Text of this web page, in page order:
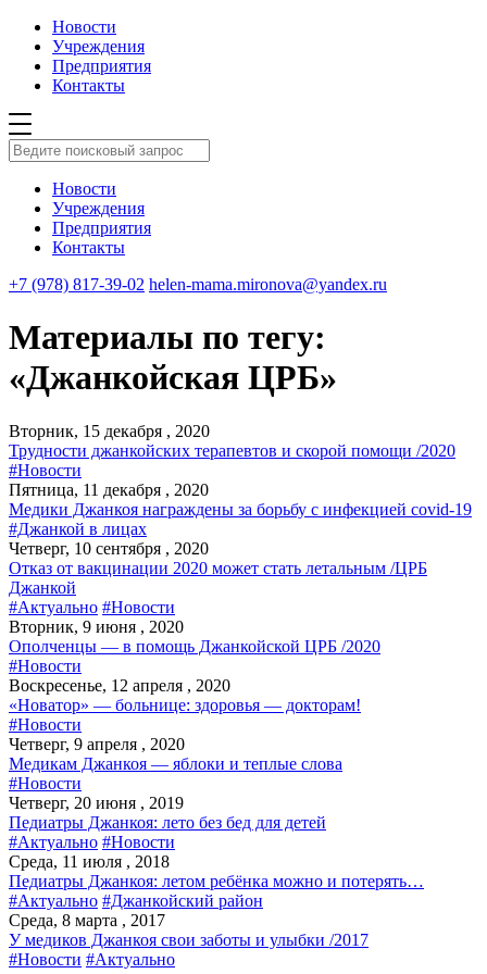
Новости
Учреждения
Предприятия
Контакты
Новости
Учреждения
Предприятия
Контакты
+7 (978) 817-39-02 helen-mama.mironova@yandex.ru
Материалы по тегу:
«Джанкойская ЦРБ»
Вторник, 15 декабря , 2020
Трудности джанкойских терапевтов и скорой помощи /2020
#Новости
Пятница, 11 декабря , 2020
Медики Джанкоя награждены за борьбу с инфекцией covid-19
#Джанкой в лицах
Четверг, 10 сентября , 2020
Отказ от вакцинации 2020 может стать летальным /ЦРБ
Джанкой
#Актуально #Новости
Вторник, 9 июня , 2020
Ополченцы — в помощь Джанкойской ЦРБ /2020
#Новости
Воскресенье, 12 апреля , 2020
«Новатор» — больнице: здоровья — докторам!
#Новости
Четверг, 9 апреля , 2020
Медикам Джанкоя — яблоки и теплые слова
#Новости
Четверг, 20 июня , 2019
Педиатры Джанкоя: лето без бед для детей
#Актуально #Новости
Среда, 11 июля , 2018
Педиатры Джанкоя: летом ребёнка можно и потерять…
#Актуально #Джанкойский район
Среда, 8 марта , 2017
У медиков Джанкоя свои заботы и улыбки /2017
#Новости #Актуально